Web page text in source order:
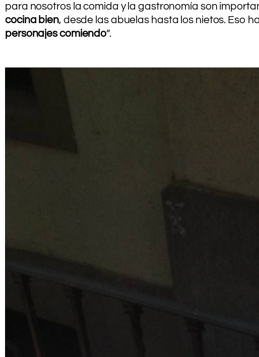
para nosotros la comida y la gastronomía son
cocina bien, desde las abuelas hasta los nietos. Eso
personajes comiendo”.